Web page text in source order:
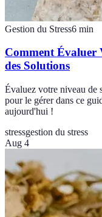
Gestion du Stress6 min
Comment Évaluer
des Solutions
Évaluez votre niveau de
pour le gérer dans ce
aujourd'hui !
stressgestion du stress
Aug 4